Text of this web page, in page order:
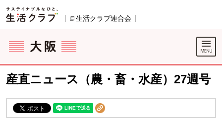
ページの先頭です。
生活クラブ連合会
ここからサイト内共通メニューです。
サイト内共通メニューをスキップする
サイト内共通メニューここまで。
産直ニュース（農・畜・水産）27週号